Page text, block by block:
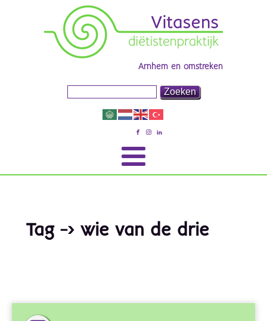
Arnhem en omstreken
Tag -> wie van de drie